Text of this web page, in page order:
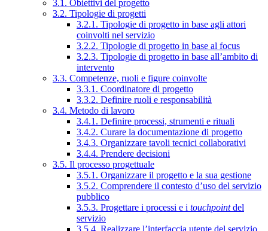
3.1. Obiettivi del progetto
3.2. Tipologie di progetti
3.2.1. Tipologie di progetto in base agli attori
coinvolti nel servizio
3.2.2. Tipologie di progetto in base al focus
3.2.3. Tipologie di progetto in base all’ambito di
intervento
3.3. Competenze, ruoli e figure coinvolte
3.3.1. Coordinatore di progetto
3.3.2. Definire ruoli e responsabilità
3.4. Metodo di lavoro
3.4.1. Definire processi, strumenti e rituali
3.4.2. Curare la documentazione di progetto
3.4.3. Organizzare tavoli tecnici collaborativi
3.4.4. Prendere decisioni
3.5. Il processo progettuale
3.5.1. Organizzare il progetto e la sua gestione
3.5.2. Comprendere il contesto d’uso del servizio
pubblico
3.5.3. Progettare i processi e i touchpointdel
servizio
3.5.4. Realizzare l’interfaccia utente del servizio